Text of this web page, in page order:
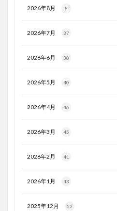
2026年8月 8
2026年7月 37
2026年6月 38
2026年5月 40
2026年4月 46
2026年3月 45
2026年2月 41
2026年1月 43
2025年12月 52